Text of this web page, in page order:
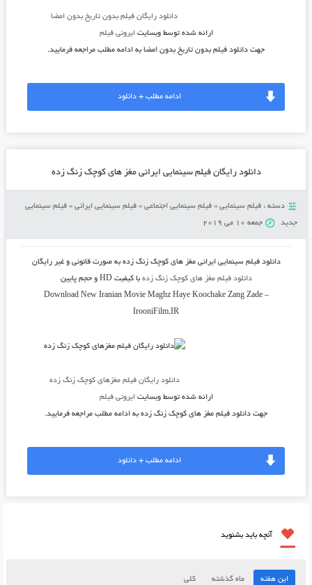
دانلود رایگان فیلم بدون تاریخ بدون امضا
ارائه شده توسط وبسایتایرونی فیلم
جهت دانلود فیلم بدون تاریخ بدون امضا به ادامه مطلب مراجعه فرمایید.
ادامه مطلب + دانلود
دانلود رایگان فیلم سینمایی ایرانی مغز های کوچک زنگ زده
دسته : فیلم سینمایی» فیلم سینمایی اجتماعی» فیلم سینمایی ایرانی» فیلم سینمایی
جدید
جمعه 10 می 2019
دانلود فیلم سینمایی ایرانی مغز های کوچک زنگ زده به صورت قانونی و غیر رایگان
دانلود فیلم مغز های کوچک زنگ زده با کیفیت HD و حجم پایین
Download New Iranian Movie Maghz Haye Koochake Zang Zade –
IrooniFilm.IR
دانلود رایگان فیلم مغزهای کوچک زنگ زده
ارائه شده توسط وبسایتایرونی فیلم
جهت دانلود فیلم مغز های کوچک زنگ زده به ادامه مطلب مراجعه فرمایید.
ادامه مطلب + دانلود
آنچه باید بشنوید
این هفته ماه گذشته کلی